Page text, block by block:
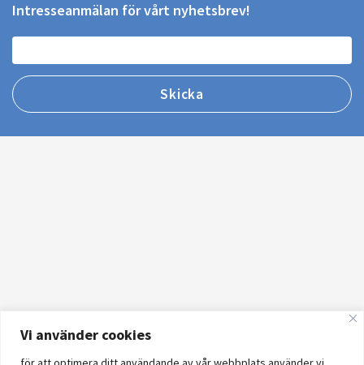
Vi använder cookies
Intresseanmälan för vårt nyhetsbrev!